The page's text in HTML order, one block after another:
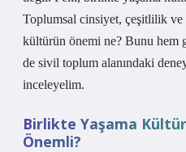
Toplumsal cinsiyet, çeşitlilik ve
kültürün önemi ne? Bunu hem
de sivil toplum alanındaki
inceleyelim.
Birlikte Yaşama
Önemli?